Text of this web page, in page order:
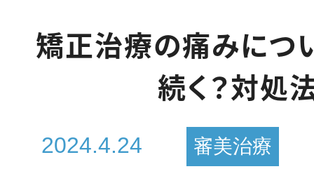
矯正治療の痛みにつ
続く？対処
2024.4.24 審美治療